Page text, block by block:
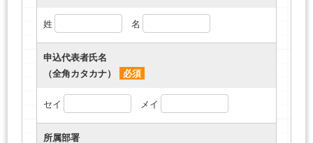
姓 名
申込代表者氏名
（全角カタカナ）
必須
セイ メイ
所属部署